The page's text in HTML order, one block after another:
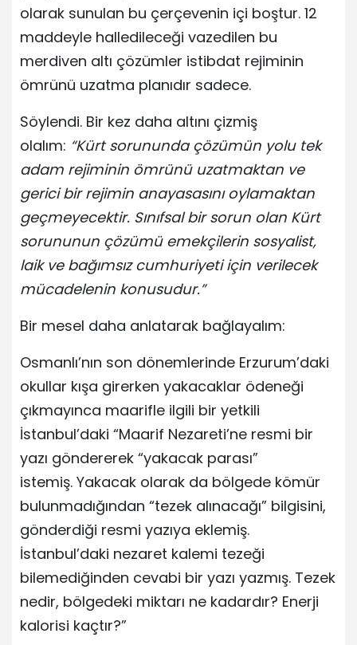
olarak sunulan bu çerçevenin içi boştur. 12
maddeyle halledileceği vazedilen bu
merdiven altı çözümler istibdat rejiminin
ömrünü uzatma planıdır sadece.
Söylendi. Bir kez daha altını çizmiş
olalım: “Kürt sorununda çözümün yolu tek
adam rejiminin ömrünü uzatmaktan ve
gerici bir rejimin anayasasını oylamaktan
geçmeyecektir. Sınıfsal bir sorun olan Kürt
sorununun çözümü emekçilerin sosyalist,
laik ve bağımsız cumhuriyeti için verilecek
mücadelenin konusudur.”
Bir mesel daha anlatarak bağlayalım:
Osmanlı’nın son dönemlerinde Erzurum’daki
okullar kışa girerken yakacaklar ödeneği
çıkmayınca maarifle ilgili bir yetkili
İstanbul’daki “Maarif Nezareti’ne resmi bir
yazı göndererek “yakacak parası”
istemiş. Yakacak olarak da bölgede kömür
bulunmadığından “tezek alınacağı” bilgisini,
gönderdiği resmi yazıya eklemiş.
İstanbul’daki nezaret kalemi tezeği
bilemediğinden cevabi bir yazı yazmış. Tezek
nedir, bölgedeki miktarı ne kadardır? Enerji
kalorisi kaçtır?”